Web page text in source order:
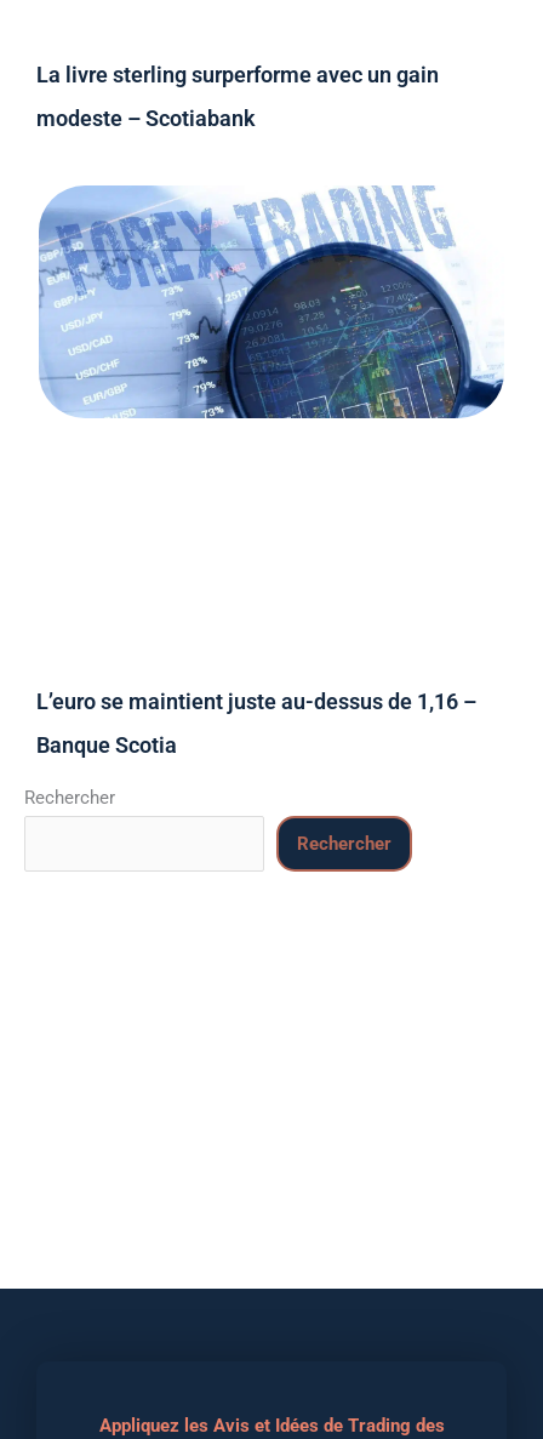
La livre sterling surperforme avec un gain
modeste – Scotiabank
L’euro se maintient juste au-dessus de 1,16 –
Banque Scotia
Rechercher
Rechercher
Appliquez les Avis et Idées de Trading des